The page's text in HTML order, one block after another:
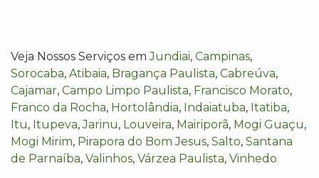
Veja Nossos Serviços emJundiai, Campinas,
Sorocaba, Atibaia, Bragança Paulista, Cabreúva,
Cajamar, Campo Limpo Paulista, Francisco Morato,
Franco da Rocha, Hortolândia, Indaiatuba, Itatiba,
Itu, Itupeva,Jarinu, Louveira, Mairiporã, Mogi Guaçu,
Mogi Mirim, Pirapora do Bom Jesus, Salto, Santana
de Parnaíba, Valinhos, Várzea Paulista, Vinhedo